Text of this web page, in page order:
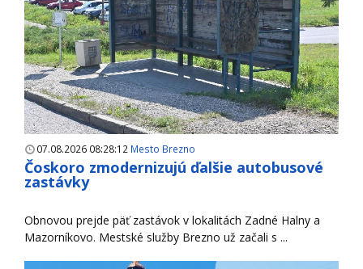
07.08.2026 08:28:12 Mesto Brezno
Čoskoro zmodernizujú ďalšie autobusové
zastávky
Obnovou prejde päť zastávok v lokalitách Zadné Halny a
Mazorníkovo. Mestské služby Brezno už začali s ...